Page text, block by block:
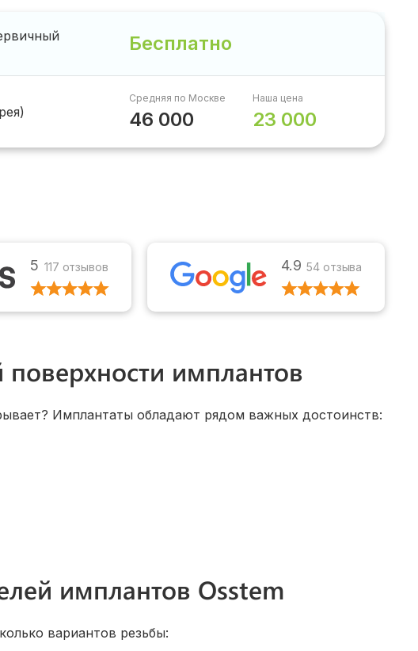
Бесплатно
Средняя по Москве
46 000
Наша цена
23 000
5 117 отзывов 4.9 54 отзыва
имплантов
Имплантаты обладают рядом важных достоинств:
имплантов Osstem
вариантов резьбы: